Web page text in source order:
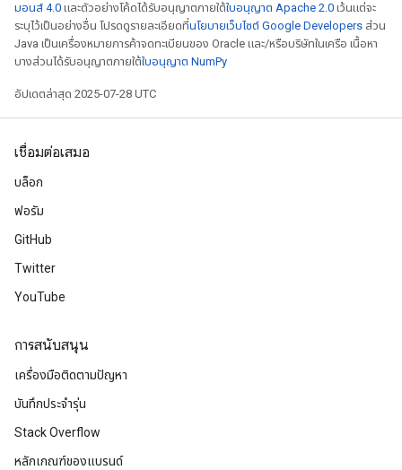
มอนส์ 4.0 และตัวอย่างโค้ดได้รับอนุญาตภายใต้ใบอนุญาต Apache 2.0 เว้นแต่จะ
ระบุไว้เป็นอย่างอื่น โปรดดูรายละเอียดที่นโยบายเว็บไซต์ Google Developers ส่วน
Java เป็นเครื่องหมายการค้าจดทะเบียนของ Oracle และ/หรือบริษัทในเครือ เนื้อหา
บางส่วนได้รับอนุญาตภายใต้ใบอนุญาต NumPy
อัปเดตล่าสุด 2025-07-28 UTC
เชื่อมต่อเสมอ
บล็อก
ฟอรัม
GitHub
Twitter
YouTube
การสนับสนุน
เครื่องมือติดตามปัญหา
บันทึกประจำรุ่น
Stack Overflow
หลักเกณฑ์ของแบรนด์